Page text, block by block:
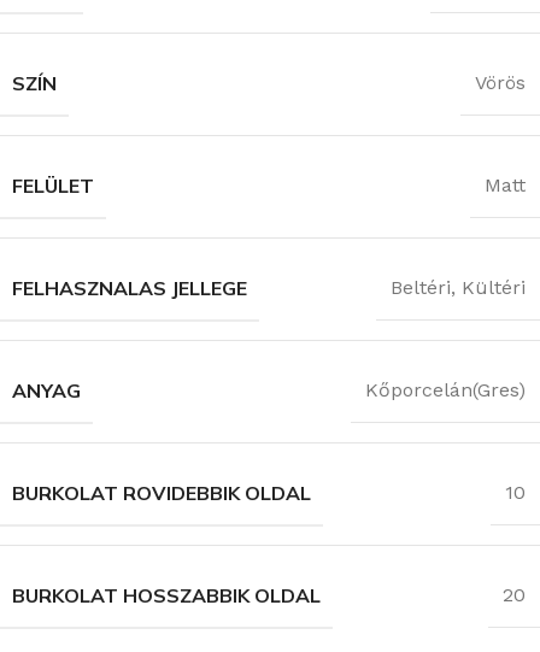
SZÍN Vörös
FELÜLET Matt
FELHASZNALAS JELLEGE Beltéri, Kültéri
ANYAG Kőporcelán(Gres)
BURKOLAT ROVIDEBBIK OLDAL 10
BURKOLAT HOSSZABBIK OLDAL 20